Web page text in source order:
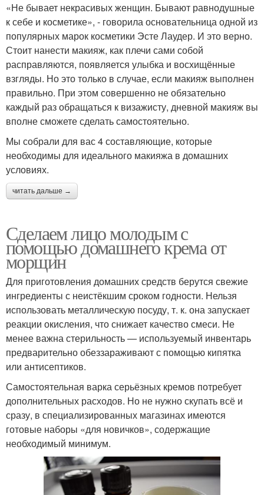
«Не бывает некрасивых женщин. Бывают равнодушные
к себе и косметике», - говорила основательница одной из
популярных марок косметики Эсте Лаудер. И это верно.
Стоит нанести макияж, как плечи сами собой
расправляются, появляется улыбка и восхищённые
взгляды. Но это только в случае, если макияж выполнен
правильно. При этом совершенно не обязательно
каждый раз обращаться к визажисту, дневной макияж вы
вполне сможете сделать самостоятельно.
Мы собрали для вас 4 составляющие, которые
необходимы для идеального макияжа в домашних
условиях.
читать дальше →
Сделаем лицо молодым с
помощью домашнего крема от
морщин
Для приготовления домашних средств берутся свежие
ингредиенты с неистёкшим сроком годности. Нельзя
использовать металлическую посуду, т. к. она запускает
реакции окисления, что снижает качество смеси. Не
менее важна стерильность — используемый инвентарь
предварительно обеззараживают с помощью кипятка
или антисептиков.
Самостоятельная варка серьёзных кремов потребует
дополнительных расходов. Но не нужно скупать всё и
сразу, в специализированных магазинах имеются
готовые наборы «для новичков», содержащие
необходимый минимум.